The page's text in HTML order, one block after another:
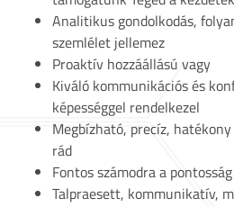
Analitikus gondolkodás,
szemlélet jellemez
Proaktív hozzáállású vagy
Kiváló kommunikációs és
képességgel rendelkezel
Megbízható, precíz,
rád
Fontos számodra a pontosság
Talpraesett, kommunikatív,